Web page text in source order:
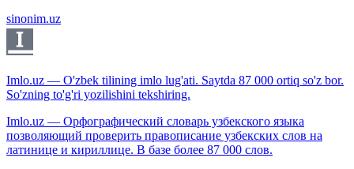
sinonim.uz
Imlo.uz — O'zbek tilining imlo lug'ati. Saytda 87 000 ortiq so'z bor.
So'zning to'g'ri yozilishini tekshiring.
Imlo.uz — Орфографический словарь узбекского языка
позволяющий проверить правописание узбекских слов на
латинице и кириллице. В базе более 87 000 слов.